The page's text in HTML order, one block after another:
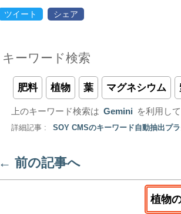
ツイート シェア
キーワード検索
肥料 植物 葉 マグネシウム
上のキーワード検索は Gemini を利用し
詳細記事 : SOY CMSのキーワード自動抽出プ
← 前の記事へ
植物